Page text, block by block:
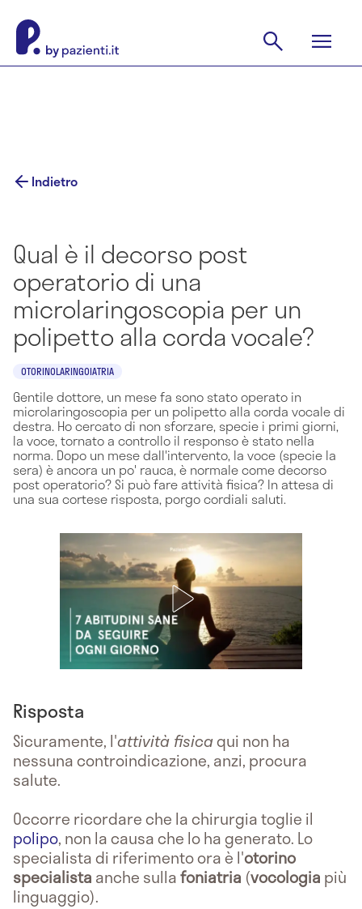
Indietro
Qual è il decorso post
operatorio di una
microlaringoscopia per un
polipetto alla corda vocale?
OTORINOLARINGOIATRIA
Gentile dottore, un mese fa sono stato operato in
microlaringoscopia per un polipetto alla corda vocale di
destra. Ho cercato di non sforzare, specie i primi giorni,
la voce, tornato a controllo il responso è stato nella
norma. Dopo un mese dall'intervento, la voce (specie la
sera) è ancora un po' rauca, è normale come decorso
post operatorio? Si può fare attività fisica? In attesa di
una sua cortese risposta, porgo cordiali saluti.
Risposta
Sicuramente, l'attività fisicaqui non ha
nessuna controindicazione, anzi, procura
salute.
Occorre ricordare che la chirurgia toglie il
polipo, non la causa che lo ha generato. Lo
specialista di riferimento ora è l'otorino
specialista anche sullafoniatria (vocologia più
linguaggio).